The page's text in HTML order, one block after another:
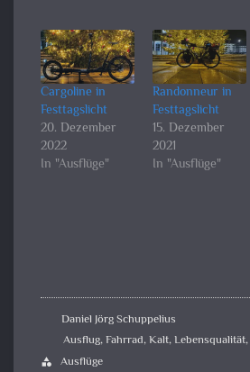
Cargoline in
Festtagslicht
20. Dezember
2022
In "Ausflüge"
Randonneur in
Festtagslicht
15. Dezember
2021
In "Ausflüge"
Daniel Jörg Schuppelius
Ausflug,Fahrrad,Kalt,Lebensqualität,
category Ausflüge